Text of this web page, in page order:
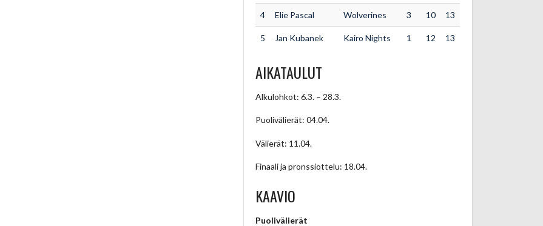
4 Elie Pascal Wolverines 3 10 13
5 Jan Kubanek Kairo Nights 1 12 13
AIKATAULUT
Alkulohkot: 6.3. – 28.3.
Puolivälierät: 04.04.
Välierät: 11.04.
Finaali ja pronssiottelu: 18.04.
KAAVIO
Puolivälierät